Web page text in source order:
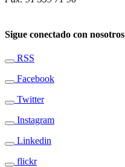
Sigue conectado con nosotros
RSS
Facebook
Twitter
Instagram
Linkedin
flickr